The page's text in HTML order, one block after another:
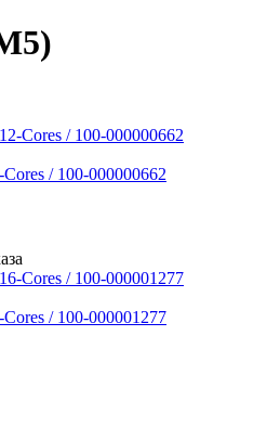
/ 100-000000662
/ 100-000001277